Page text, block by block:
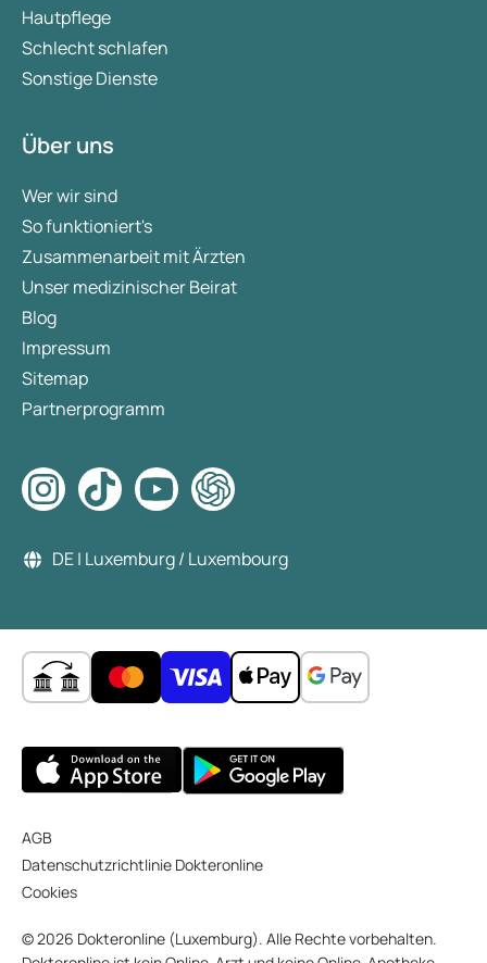
Hautpflege
Schlecht schlafen
Sonstige Dienste
Über uns
Wer wir sind
So funktioniert's
Zusammenarbeit mit Ärzten
Unser medizinischer Beirat
Blog
Impressum
Sitemap
Partnerprogramm
DE | Luxemburg / Luxembourg
AGB
Datenschutzrichtlinie Dokteronline
Cookies
© 2026 Dokteronline (Luxemburg). Alle Rechte vorbehalten.